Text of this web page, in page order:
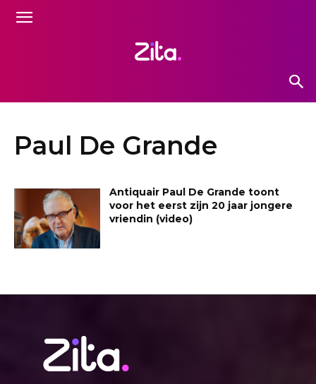
Paul De Grande
Antiquair Paul De Grande toont
voor het eerst zijn 20 jaar jongere
vriendin (video)